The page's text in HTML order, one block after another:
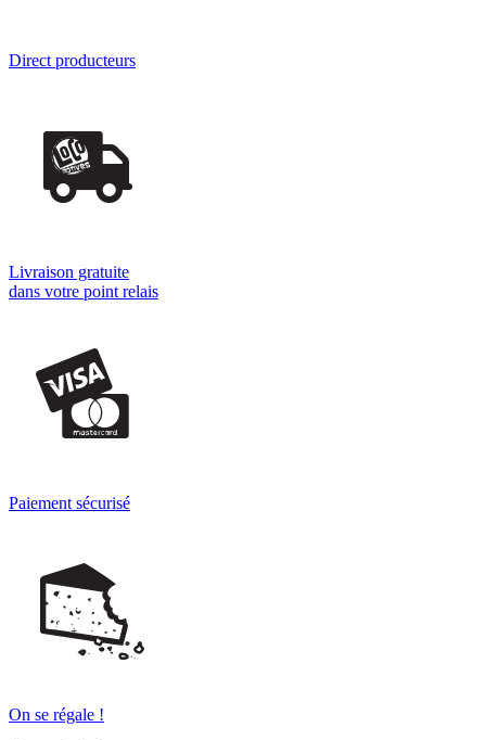
Direct producteurs
Livraison gratuite
dans votre point relais
Paiement sécurisé
On se régale !